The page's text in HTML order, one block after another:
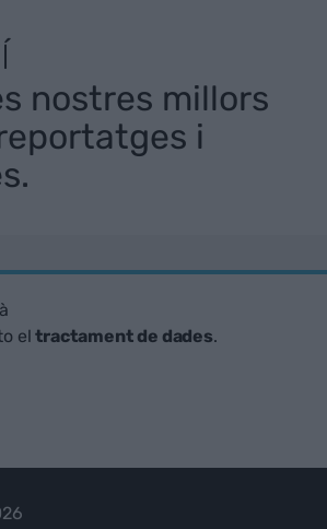
nostres millors
i
eltractament de dades.